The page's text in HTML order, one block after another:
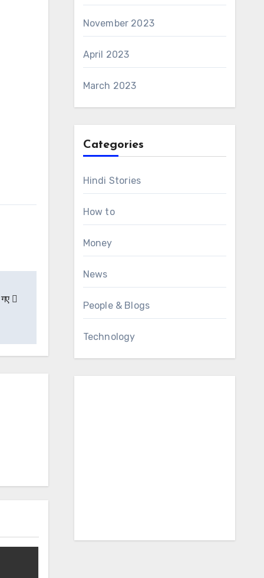
November 2023
April 2023
March 2023
Categories
Hindi Stories
How to
Money
News
People & Blogs
Technology